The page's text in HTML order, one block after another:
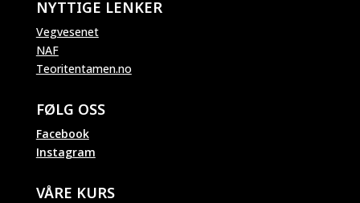
NYTTIGE LENKER
Vegvesenet
NAF
Teoritentamen.no
FØLG OSS
Facebook
Instagram
VÅRE KURS